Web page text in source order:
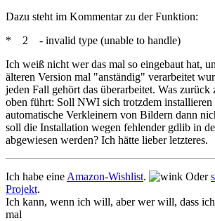
Dazu steht im Kommentar zu der Funktion:
* 2 - invalid type (unable to handle)
Ich weiß nicht wer das mal so eingebaut hat,
älteren Version mal "anständig" verarbeitet
jeden Fall gehört das überarbeitet. Was zurück
oben führt: Soll NWI sich trotzdem installieren
automatische Verkleinern von Bildern dann
soll die Installation wegen fehlender gdlib in
abgewiesen werden? Ich hätte lieber letzteres.
Ich habe eine Amazon-Wishlist. Oder
Projekt.
Ich kann, wenn ich will, aber wer will, dass
mal